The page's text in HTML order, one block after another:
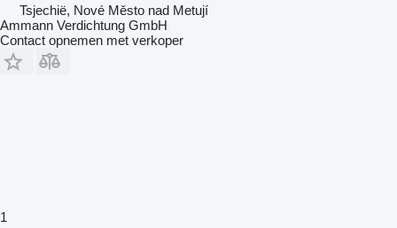
Tsjechië, Nové Město nad Metují
Ammann Verdichtung GmbH
Contact opnemen met verkoper
1